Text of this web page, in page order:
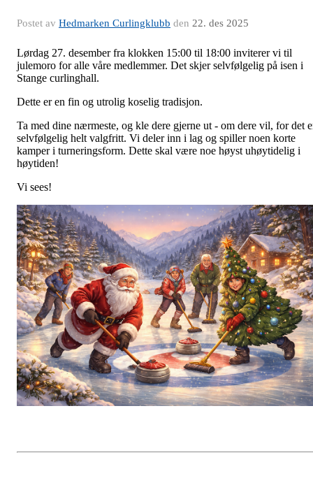
Postet av Hedmarken Curlingklubb den 22. des 2025
Lørdag 27. desember fra klokken 15:00 til 18:00 inviterer vi til
julemoro for alle våre medlemmer. Det skjer selvfølgelig på isen i
Stange curlinghall.
Dette er en fin og utrolig koselig tradisjon.
Ta med dine nærmeste, og kle dere gjerne ut - om dere vil, for det
selvfølgelig helt valgfritt. Vi deler inn i lag og spiller noen korte
kamper i turneringsform. Dette skal være noe høyst uhøytidelig i
høytiden!
Vi sees!